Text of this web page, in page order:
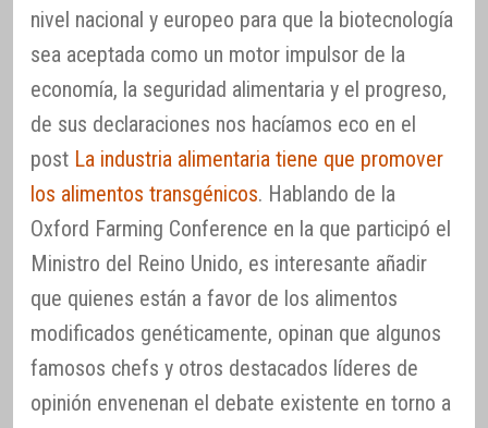
nivel nacional y europeo para que la biotecnología
sea aceptada como un motor impulsor de la
economía, la seguridad alimentaria y el progreso,
de sus declaraciones nos hacíamos eco en el
post La industria alimentaria tiene que promover
los alimentos transgénicos. Hablando de la
Oxford Farming Conference en la que participó el
Ministro del Reino Unido, es interesante añadir
que quienes están a favor de los alimentos
modificados genéticamente, opinan que algunos
famosos chefs y otros destacados líderes de
opinión envenenan el debate existente en torno a